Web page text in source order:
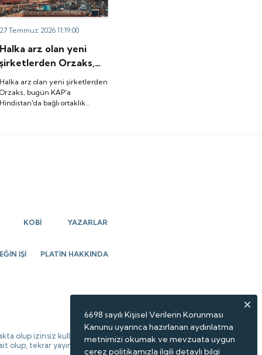
27 Temmuz 2026 11:19:00
Halka arz olan yeni
şirketlerden Orzaks,
bugün KAP'a
Hindistan'da bağlı
ortaklık kurulmasına
Halka arz olan yeni şirketlerden
Orzaks, bugün KAP'a
Hindistan'da bağlı ortaklık
KOBİ
YAZARLAR
İŞİ
PLATİN HAKKINDA
olup izinsiz kullanılamaz,
olup, tekrar yayınlanamaz.
6698 sayılı Kişisel Verilerin Korunması
Kanunu uyarınca hazırlanan aydınlatma
metnimizi okumak ve mevzuata uygun
çerez politikamızla ilgili detaylı bilgi